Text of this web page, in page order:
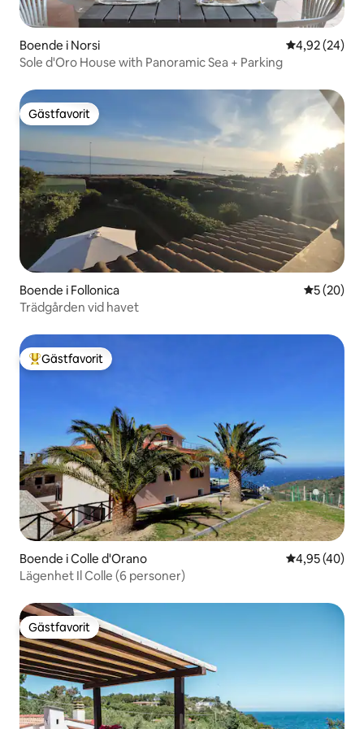
Boende i Norsi 4,92 av 5 i
4,92 (24)
Sole d'Oro House with Panoramic Sea + Parking
Gästfavorit
Gästfavorit
Boende i Follonica 5 av 5 i
5 (20)
Trädgården vid havet
Populär gästfavorit
Gästfavorit
Boende i Colle d'Orano 4,95 av 5 i
4,95 (40)
Lägenhet Il Colle (6 personer)
Gästfavorit
Gästfavorit